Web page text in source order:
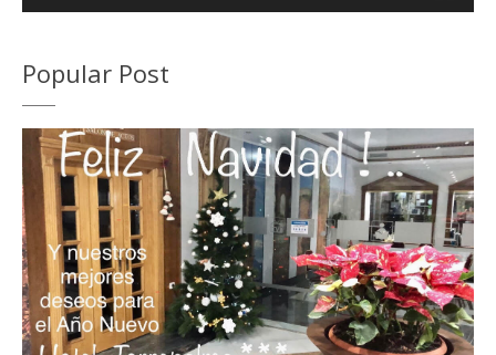
Popular Post